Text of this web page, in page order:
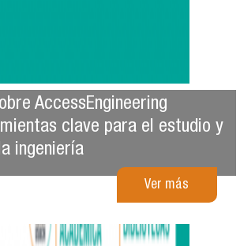
AccessEngineering
clave para el estudio y
ingeniería
Ver más